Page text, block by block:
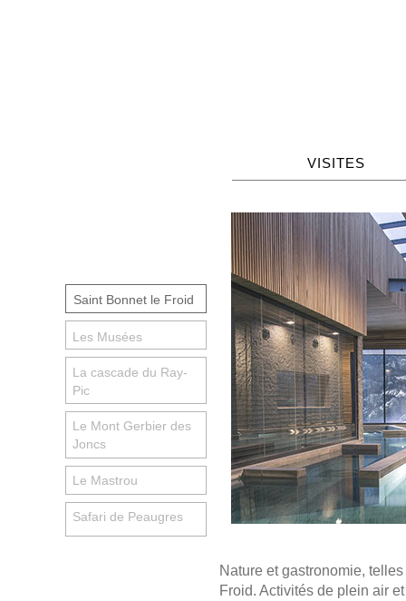
VISITES
Nature et gastronomie,
Froid. Activités de plein air
Saint Bonnet le Froid
Les Musées
La cascade du Ray-
Pic
Le Mont Gerbier des
Joncs
Le Mastrou
Safari de Peaugres